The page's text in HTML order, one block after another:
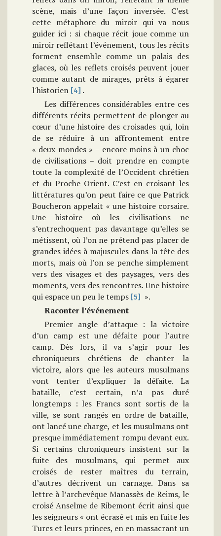
scène, mais d’une façon inversée. C’est
cette métaphore du miroir qui va nous
guider ici : si chaque récit joue comme un
miroir reflétant l’événement, tous les récits
forment ensemble comme un palais des
glaces, où les reflets croisés peuvent jouer
comme autant de mirages, prêts à égarer
l'historien [4] .
Les différences considérables entre ces
différents récits permettent de plonger au
cœur d’une histoire des croisades qui, loin
de se réduire à un affrontement entre
« deux mondes » – encore moins à un choc
de civilisations – doit prendre en compte
toute la complexité de l’Occident chrétien
et du Proche-Orient. C’est en croisant les
littératures qu’on peut faire ce que Patrick
Boucheron appelait « une histoire corsaire.
Une histoire où les civilisations ne
s’entrechoquent pas davantage qu’elles se
métissent, où l’on ne prétend pas placer de
grandes idées à majuscules dans la tête des
morts, mais où l’on se penche simplement
vers des visages et des paysages, vers des
moments, vers des rencontres. Une histoire
qui espace un peu le temps [5]
».
Raconter l’événement
Premier angle d’attaque : la victoire
d’un camp est une défaite pour l’autre
camp. Dès lors, il va s’agir pour les
chroniqueurs chrétiens de chanter la
victoire, alors que les auteurs musulmans
vont tenter d’expliquer la défaite. La
bataille, c’est certain, n’a pas duré
longtemps : les Francs sont sortis de la
ville, se sont rangés en ordre de bataille,
ont lancé une charge, et les musulmans ont
presque immédiatement rompu devant eux.
Si certains chroniqueurs insistent sur la
fuite des musulmans, qui permet aux
croisés de rester maîtres du terrain,
d’autres décrivent un carnage. Dans sa
lettre à l’archevêque Manassès de Reims, le
croisé Anselme de Ribemont écrit ainsi que
les seigneurs « ont écrasé et mis en fuite les
Turcs et leurs princes, en en massacrant un